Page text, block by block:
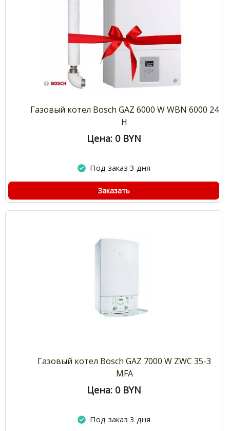
Газовый котел Bosch GAZ 6000 W WBN 6000 24
H
Цена: 0 BYN
Под заказ 3 дня
Заказать
Газовый котел Bosch GAZ 7000 W ZWC 35-3
MFA
Цена: 0 BYN
Под заказ 3 дня